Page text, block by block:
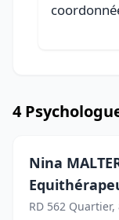
4
Nina
RD 562